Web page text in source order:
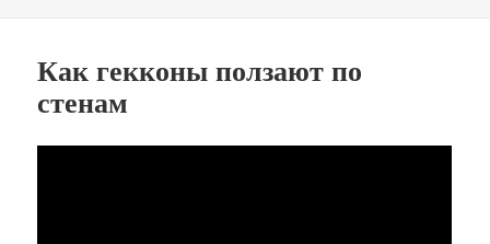
Как гекконы ползают по
стенам